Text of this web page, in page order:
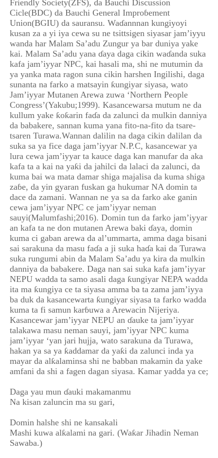
Friendly Society(ZFS), da Bauchi Discussion
Cicle(BDC) da Bauchi General Improɓement
Union(BGIU) da sauransu. Waɗannnan kungiyoyi
kusan za a yi iya cewa su ne tsittsigen siyasar jam’iyyu
wanda har Malam Sa’adu Zungur ya bar duniya yake
kai. Malam Sa’adu yana ɗaya daga cikin waɗanda suka
kafa jam’iyyar NPC, kai hasali ma, shi ne mutumin da
ya yanka mata ragon suna cikin harshen Ingilishi, daga
sunanta na farko a matsayin ƙungiyar siyasa, wato
Jam’iyyar Mutanen Arewa zuwa ‘Northern People
Congress’(Yakubu;1999). Kasancewarsa mutum ne da
kullum yake ƙoƙarin faɗa da zalunci da mulkin danniya
da babakere, sannan kuma yana fito-na-fito da tsare-
tsaren Turawa.Wannan dalilin na daga cikin dalilan da
suka sa ya fice daga jam’iyyar N.P.C, kasancewar ya
lura cewa jam’iyyar ta kauce daga kan manufar da aka
kafa ta a kai na yaƙi da jahilci da lalaci da zalunci, da
kuma bai wa mata damar shiga majalisa da kuma shiga
zaɓe, da yin gyaran fuskan ga hukumar NA domin ta
dace da zamani. Wannan ne ya sa da farko ake ganin
cewa jam’iyyar NPC ce jam’iyyar neman
sauyi(Malumfashi;2016). Domin tun da farko jam’iyyar
an kafa ta ne don mutanen Arewa baki ɗaya, domin
kuma ci gaban arewa da al’ummarta, amma daga bisani
sai sarakuna da masu faɗa a ji suka haɗa kai da Turawa
suka rungumi abin da Malam Sa’adu ya kira da mulkin
danniya da babakere. Daga nan sai suka kafa jam’iyyar
NEPU wadda ta samo asali daga ƙungiyar NEPA wadda
ita ma ƙungiya ce ta siyasa amma ba ta zama jam’iyya
ba duk da kasancewarta ƙungiyar siyasa ta farko wadda
kuma ta fi samun karɓuwa a Arewacin Nijeriya.
Kasancewar jam’iyyar NEPU an ɗauke ta jam’iyyar
talakawa masu neman sauyi, jam’iyyar NPC kuma
jam’iyyar ‘yan jari hujja, wato sarakuna da Turawa,
hakan ya sa ya ƙaddamar da yaƙi da zalunci inda ya
mayar da alƙalaminsa shi ne babban makamin da yake
amfani da shi a fagen dagan siyasa. Kamar yadda ya ce;
Daga yau mun ɗauki makamanmu
Na kisan zaluncin ma su gari,
Domin halshe shi ne kansakali
Mashi kuwa alƙalami na gari. (Waƙar Jihadin Neman
Sawaba.)